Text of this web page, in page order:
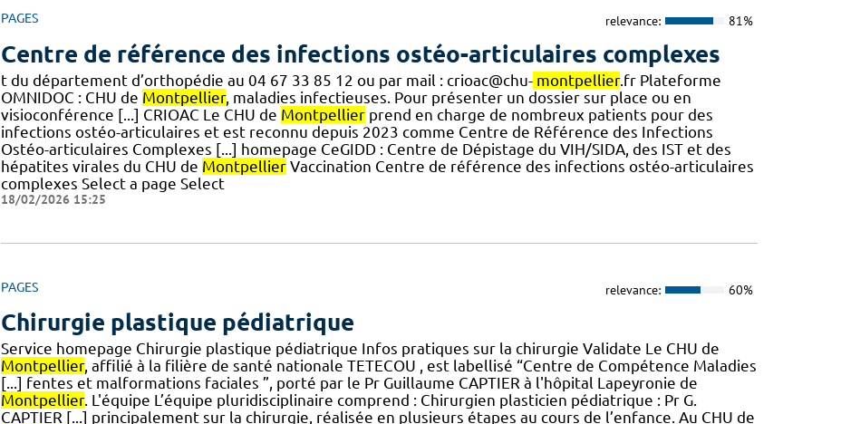
PAGES relevance: 81%
Centre de référence des infections ostéo-articulaires complexes
t du département d’orthopédie au 04 67 33 85 12 ou par mail : crioac@chu- montpellier.fr Plateforme
OMNIDOC : CHU de Montpellier, maladies infectieuses. Pour présenter un dossier sur place ou en
visioconférence [...] CRIOAC Le CHU de Montpellierprend en charge de nombreux patients pour des
infections ostéo-articulaires et est reconnu depuis 2023 comme Centre de Référence des Infections
Ostéo-articulaires Complexes [...] homepage CeGIDD : Centre de Dépistage du VIH/SIDA, des IST et des
hépatites virales du CHU de MontpellierVaccination Centre de référence des infections ostéo-articulaires
complexes Select a page Select
18/02/2026 15:25
PAGES relevance: 60%
Chirurgie plastique pédiatrique
Service homepage Chirurgie plastique pédiatrique Infos pratiques sur la chirurgie Validate Le CHU de
Montpellier, affilié à la filière de santé nationale TETECOU , est labellisé “Centre de Compétence Maladies
[...] fentes et malformations faciales ”, porté par le Pr Guillaume CAPTIER à l'hôpital Lapeyronie de
Montpellier. L'équipe L’équipe pluridisciplinaire comprend : Chirurgien plasticien pédiatrique : Pr G.
CAPTIER [...] principalement sur la chirurgie, réalisée en plusieurs étapes au cours de l’enfance. Au CHU de